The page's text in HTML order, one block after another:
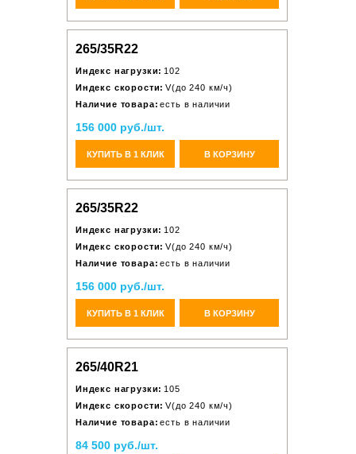
265/35R22
Индекс нагрузки: 102
Индекс скорости: V(до 240 км/ч)
Наличие товара: есть в наличии
156 000 руб./шт.
КУПИТЬ В 1 КЛИК В КОРЗИНУ
265/35R22
Индекс нагрузки: 102
Индекс скорости: V(до 240 км/ч)
Наличие товара: есть в наличии
156 000 руб./шт.
КУПИТЬ В 1 КЛИК В КОРЗИНУ
265/40R21
Индекс нагрузки: 105
Индекс скорости: V(до 240 км/ч)
Наличие товара: есть в наличии
84 500 руб./шт.